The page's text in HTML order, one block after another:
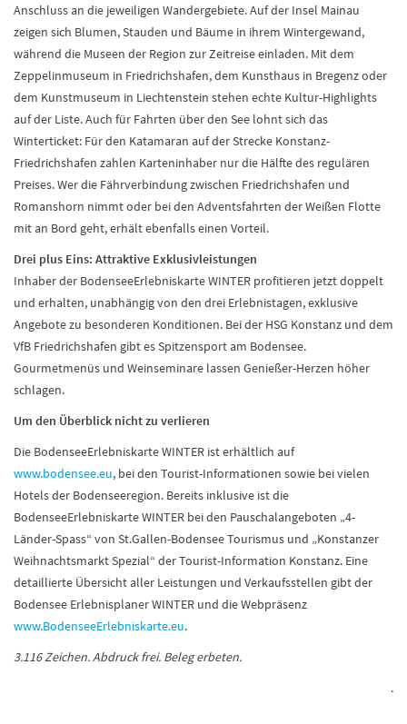
Anschluss an die jeweiligen Wandergebiete. Auf der Insel Mainau
zeigen sich Blumen, Stauden und Bäume in ihrem Wintergewand,
während die Museen der Region zur Zeitreise einladen. Mit dem
Zeppelinmuseum in Friedrichshafen, dem Kunsthaus in Bregenz oder
dem Kunstmuseum in Liechtenstein stehen echte Kultur-Highlights
auf der Liste. Auch für Fahrten über den See lohnt sich das
Winterticket: Für den Katamaran auf der Strecke Konstanz-
Friedrichshafen zahlen Karteninhaber nur die Hälfte des regulären
Preises. Wer die Fährverbindung zwischen Friedrichshafen und
Romanshorn nimmt oder bei den Adventsfahrten der Weißen Flotte
mit an Bord geht, erhält ebenfalls einen Vorteil.
Drei plus Eins: Attraktive Exklusivleistungen
Inhaber der BodenseeErlebniskarte WINTER profitieren jetzt doppelt
und erhalten, unabhängig von den drei Erlebnistagen, exklusive
Angebote zu besonderen Konditionen. Bei der HSG Konstanz und dem
VfB Friedrichshafen gibt es Spitzensport am Bodensee.
Gourmetmenüs und Weinseminare lassen Genießer-Herzen höher
schlagen.
Um den Überblick nicht zu verlieren
Die BodenseeErlebniskarte WINTER ist erhältlich auf
www.bodensee.eu, bei den Tourist-Informationen sowie bei vielen
Hotels der Bodenseeregion. Bereits inklusive ist die
BodenseeErlebniskarte WINTER bei den Pauschalangeboten „4-
Länder-Spass“ von St.Gallen-Bodensee Tourismus und „Konstanzer
Weihnachtsmarkt Spezial“ der Tourist-Information Konstanz. Eine
detaillierte Übersicht aller Leistungen und Verkaufsstellen gibt der
Bodensee Erlebnisplaner WINTER und die Webpräsenz
www.BodenseeErlebniskarte.eu.
3.116 Zeichen. Abdruck frei. Beleg erbeten.
.